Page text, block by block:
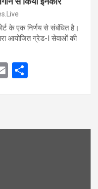
के एक निर्णय से संबंधित है।
आयोजित ग्रेड-I सेवाओं की
E